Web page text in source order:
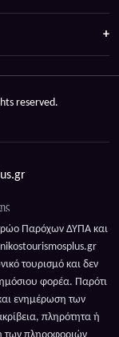
reserved.
Παρόχων ΔΥΠΑ και
τουρισμό και δεν
φορέα. Παρότι
ενημέρωση των
πληρότητα ή